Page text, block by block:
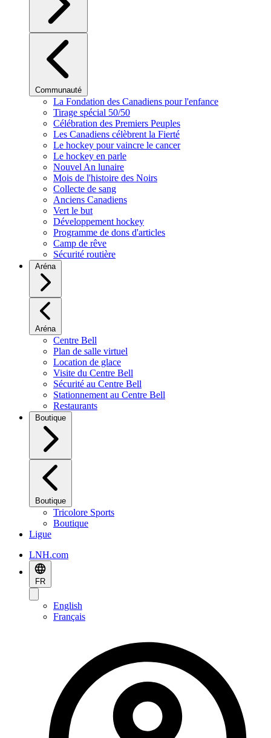
Communauté
La Fondation des Canadiens pour l'enfance
Tirage spécial 50/50
Célébration des Premiers Peuples
Les Canadiens célèbrent la Fierté
Le hockey pour vaincre le cancer
Le hockey en parle
Nouvel An lunaire
Mois de l'histoire des Noirs
Collecte de sang
Anciens Canadiens
Vert le but
Développement hockey
Programme de dons d'articles
Camp de rêve
Sécurité routière
Aréna
Aréna
Centre Bell
Plan de salle virtuel
Location de glace
Visite du Centre Bell
Sécurité au Centre Bell
Stationnement au Centre Bell
Restaurants
Boutique
Boutique
Tricolore Sports
Boutique
Ligue
LNH.com
FR
English
Français